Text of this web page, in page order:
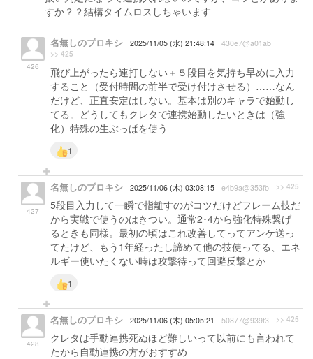
すか？？結構タイムロスしちゃいます
426
名無しのプロキシ 2025/11/05 (水) 21:48:14 430e7@a01ab
>> 425
飛び上がったら連打しない＋５段目を気持ち早めに入力
すること（受付時間の前半で受け付けさせる）……なん
だけど、正直安定はしない。基本は別のキャラで始動し
てる。どうしてもクレタで連携始動したいときは（強
化）特殊の生ぶっぱを使う
1
427
名無しのプロキシ 2025/11/06 (木) 03:08:15 e4b9a@353fb >> 425
5段目入力して一瞬で指離すのがコツだけどフレーム技だ
から実戦で使うのはきつい。通常2･4から強化特殊繋げ
るときも同様。最初の頃はこれ改善してってアンケ送っ
てたけど、もう1年経ったし諦めて他の技使ってる、エネ
ルギー使いたくない時は攻撃待って回避反撃とか
1
428
名無しのプロキシ 2025/11/06 (木) 05:05:21 50877@939f3 >> 425
クレタは手動連携死ぬほど難しいって以前にも言われて
たから自動連携の方がおすすめ